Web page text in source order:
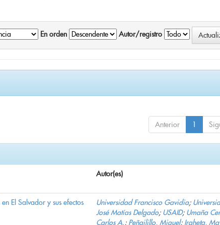
En orden Autor/registro
Anterior 1
Autor(es)
El Salvador y sus efectos
Universidad Francisco Gavidia;
José Matías Delgado; USAID; Umaña
Carlos A.; Peñailillo, Miguel; Iraheta,